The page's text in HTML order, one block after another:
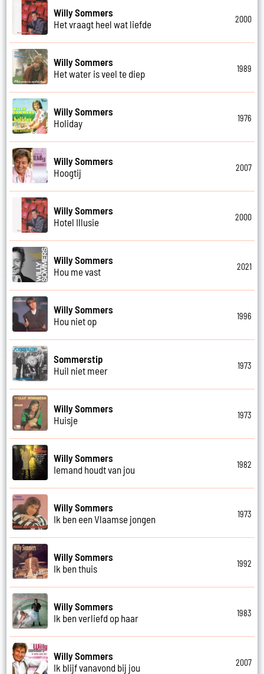
Willy Sommers
Het vraagt heel wat liefde
2000
Willy Sommers
Het water is veel te diep
1989
Willy Sommers
Holiday
1976
Willy Sommers
Hoogtij
2007
Willy Sommers
Hotel Illusie
2000
Willy Sommers
Hou me vast
2021
Willy Sommers
Hou niet op
1996
Sommerstip
Huil niet meer
1973
Willy Sommers
Huisje
1973
Willy Sommers
Iemand houdt van jou
1982
Willy Sommers
Ik ben een Vlaamse jongen
1973
Willy Sommers
Ik ben thuis
1992
Willy Sommers
Ik ben verliefd op haar
1983
Willy Sommers
Ik blijf vanavond bij jou
2007